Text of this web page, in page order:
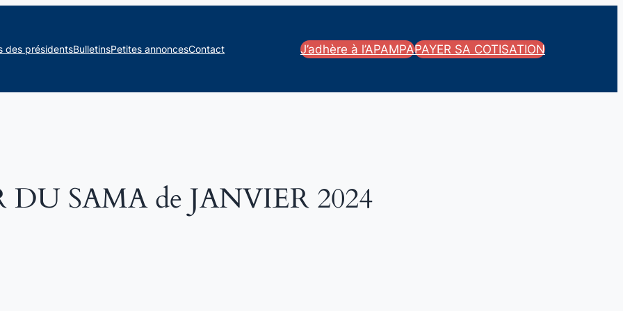
des présidentsBulletinsPetites annoncesContact J’adhère à l’APAMPAPAYER SA COTISATION
SAMA de JANVIER 2024